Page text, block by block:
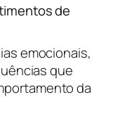
de
emocionais,
que
da